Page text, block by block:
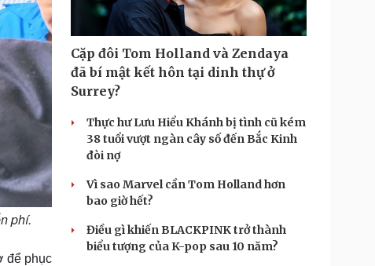
phí.
để phục
Cặp đôi Tom Holland và Zendaya
đã bí mật kết hôn tại dinh thự ở
Surrey?
Thực hư Lưu Hiểu Khánh bị tình cũ kém
38 tuổi vượt ngàn cây số đến Bắc Kinh
đòi nợ
Vì sao Marvel cần Tom Holland hơn
bao giờ hết?
Điều gì khiến BLACKPINK trở thành
biểu tượng của K-pop sau 10 năm?